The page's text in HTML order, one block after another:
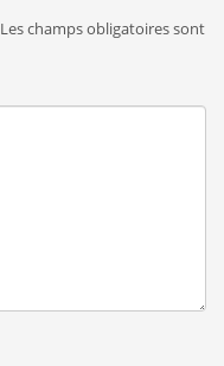
Les champs obligatoires sont